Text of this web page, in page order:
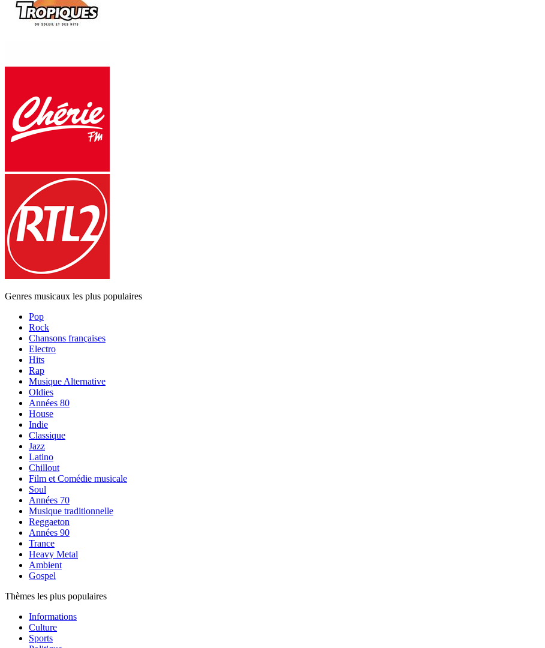
Genres musicaux les plus populaires
Pop
Rock
Chansons françaises
Electro
Hits
Rap
Musique Alternative
Oldies
Années 80
House
Indie
Classique
Jazz
Latino
Chillout
Film et Comédie musicale
Soul
Années 70
Musique traditionnelle
Reggaeton
Années 90
Trance
Heavy Metal
Ambient
Gospel
Thèmes les plus populaires
Informations
Culture
Sports